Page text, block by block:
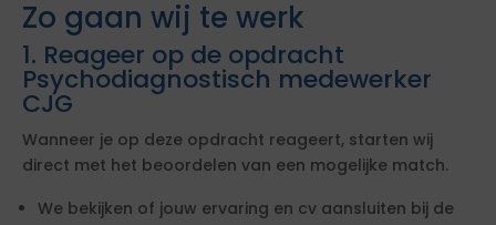
Zo gaan wij te werk
1. Reageer op de opdracht
Psychodiagnostisch medewerker
CJG
Wanneer je op deze opdracht reageert, starten wij
direct met het beoordelen van een mogelijke match.
We bekijken of jouw ervaring en cv aansluiten bij de